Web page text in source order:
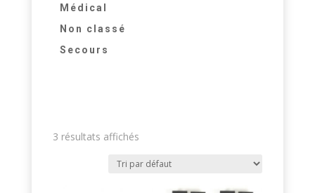
Médical
Non classé
Secours
3 résultats affichés